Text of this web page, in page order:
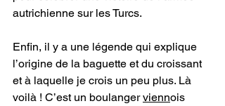
autrichienne sur les Turcs.
Enfin, il y a une légende qui explique
l’origine de la baguette et du croissant
et à laquelle je crois un peu plus. Là
voilà ! C’est un boulanger viennois